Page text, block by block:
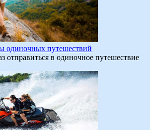
одиночных путешествий
отправиться в одиночное путешествие